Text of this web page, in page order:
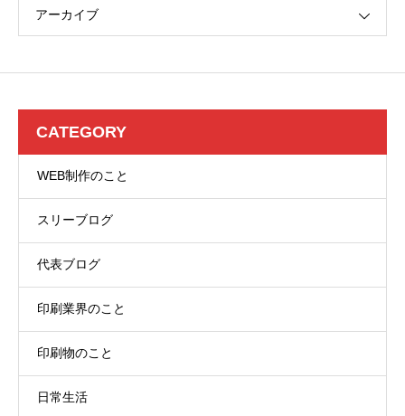
アーカイブ
CATEGORY
WEB制作のこと
スリーブログ
代表ブログ
印刷業界のこと
印刷物のこと
日常生活